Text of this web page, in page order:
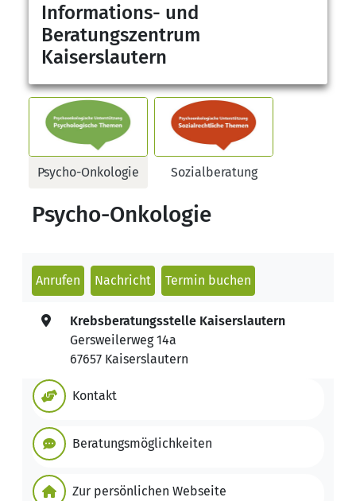
Informations- und
Beratungszentrum
Kaiserslautern
Psycho-Onkologie Sozialberatung
Psycho-Onkologie
Anrufen Nachricht Termin buchen
Krebsberatungsstelle Kaiserslautern
Gersweilerweg 14a
67657 Kaiserslautern
Kontakt
Beratungsmöglichkeiten
Zur persönlichen Webseite